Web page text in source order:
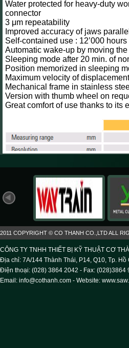
Water protected for heavy-duty
connector
3 μm repeatability
Improved accuracy of jaws
Self-contained use : 12’000
Automatic wake-up by moving
Sleeping mode after 20 min. of
Position memorized in sleeping
Maximum velocity of
Mechanical frame in stainless
Version with thumb wheel on
Great comfort of use thanks to its
2011 COPYRIGHT © CO THANH CO.,LTD ALL
CÔNG TY TNHH THIẾT BỊ KỸ THUẬT CƠ
Địa chỉ: 7A/144 Thành Thái, P14, Q10, Tp. Hồ
Điện thoại: (028) 3864 2042 - Fax: (028)3864
Email: info@cothanh.com - Website: